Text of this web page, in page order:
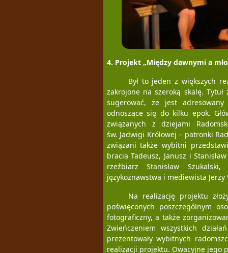
4. Projekt „Między dawnymi a
Był to jeden z większych
zakrojone na szeroką skalę.
sugerować, że jest
odnoszące się do kilku epok.
związanych z dziejami
św. Jadwigi Królowej – patronki
związani także wybitni
bracia Tadeusz, Janusz i
rzeźbiarz Stanisław
językoznawstwa i mediewista Jerzy
Na realizację projektu
poświęconych poszczególnym
fotograficzny, a także
Zwieńczeniem wszystkich
prezentowały wybitnych
realizacji projektu. Owacyjne jego